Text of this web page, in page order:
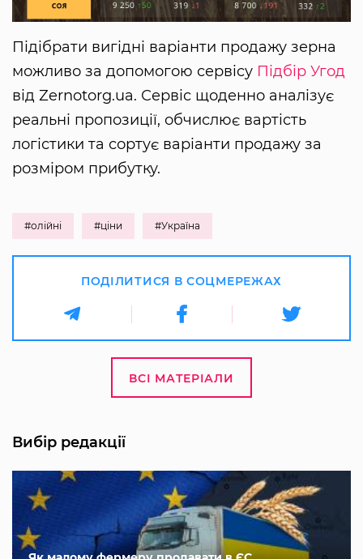
Підібрати вигідні варіанти продажу зерна
можливо за допомогою сервісу Підбір Угод
від Zernotorg.ua. Сервіс щоденно аналізує
реальні пропозиції, обчислює вартість
логістики та сортує варіанти продажу за
розміром прибутку.
#олійні #ціни #Україна
ПОДІЛИТИСЯ В СОЦМЕРЕЖАХ
ВСІ МАТЕРІАЛИ
Вибір редакції